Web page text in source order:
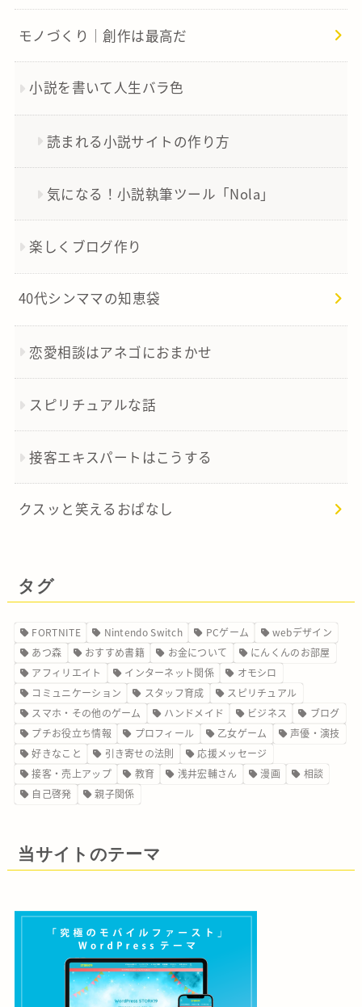
モノづくり｜創作は最高だ
小説を書いて人生バラ色
読まれる小説サイトの作り方
気になる！小説執筆ツール「Nola」
楽しくブログ作り
40代シンママの知恵袋
恋愛相談はアネゴにおまかせ
スピリチュアルな話
接客エキスパートはこうする
クスッと笑えるおぱなし
タグ
FORTNITE Nintendo Switch PCゲーム
webデザイン
あつ森
おすすめ書籍 お金について
にんくんのお部屋
アフィリエイト
インターネット関係
オモシロ
コミュニケーション
スタッフ育成
スピリチュアル
スマホ・その他のゲーム
ハンドメイド ビジネス
ブログ
プチお役立ち情報
プロフィール 乙女ゲーム
声優・演技
好きなこと
引き寄せの法則
応援メッセージ
接客・売上アップ
教育 浅井宏輔さん 漫画
相談
自己啓発
親子関係
当サイトのテーマ